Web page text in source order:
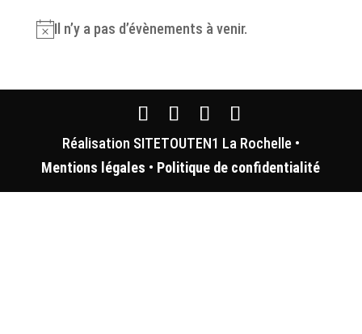
Notice
Il n’y a pas d’évènements à venir.
Réalisation SITETOUTEN1 La Rochelle •
Mentions légales • Politique de confidentialité